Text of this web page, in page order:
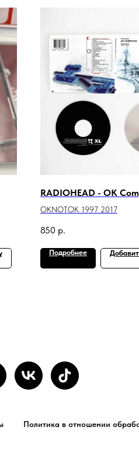
RADIOHEAD - OK
OKNOTOK 1997 2017
850 р.
Подробнее
Политика в отношении